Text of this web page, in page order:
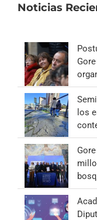
Noticias
los